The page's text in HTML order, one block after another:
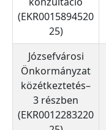
(EKR0015894520
25)
Józsefvárosi
Önkormányzat
közétkeztetés–
3 részben
(EKR0012283220